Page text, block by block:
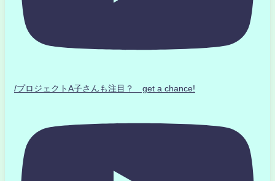
/プロジェクトA子さんも注目？ get a chance!